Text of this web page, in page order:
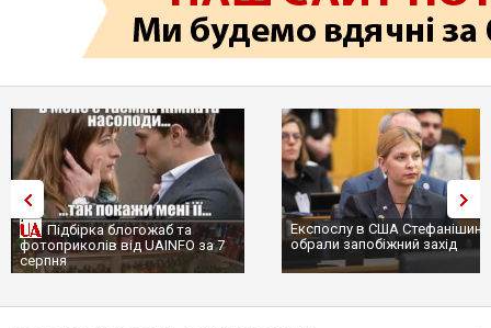
Підбірка блогожаб та
фотоприколів від UAINFO за 7
серпня
Експослу в США
обрали запобіжний захід